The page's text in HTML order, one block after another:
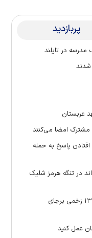
پربازدید
عربستان
مشترک امضا می‌کنند
پاسخ به حمله
در تنگه هرمز شلیک
انفجار اتوبوس در حومه دمشق ۲ کشته و ۱۳ زخمی برجای
عمل کنید